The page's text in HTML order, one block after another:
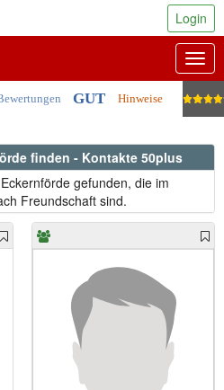
GUT Hinweise
Login
finden - Kontakte 50plus
gefunden, die im
Freundschaft sind.